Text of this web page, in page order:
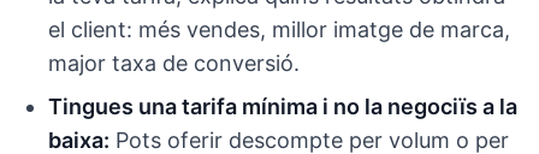
el client: més vendes, millor imatge de marca,
major taxa de conversió.
Tingues una tarifa mínima i no la negociïs a la
baixa: Pots oferir descompte per volum o per